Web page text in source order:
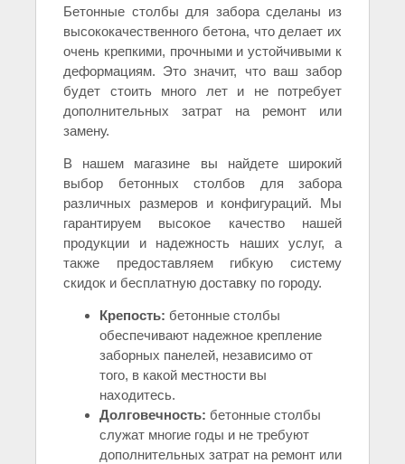
Бетонные столбы для забора сделаны из
высококачественного бетона, что делает их
очень крепкими, прочными и устойчивыми к
деформациям. Это значит, что ваш забор
будет стоить много лет и не потребует
дополнительных затрат на ремонт или
замену.
В нашем магазине вы найдете широкий
выбор бетонных столбов для забора
различных размеров и конфигураций. Мы
гарантируем высокое качество нашей
продукции и надежность наших услуг, а
также предоставляем гибкую систему
скидок и бесплатную доставку по городу.
Крепость: бетонные столбы
обеспечивают надежное крепление
заборных панелей, независимо от
того, в какой местности вы
находитесь.
Долговечность: бетонные столбы
служат многие годы и не требуют
дополнительных затрат на ремонт или